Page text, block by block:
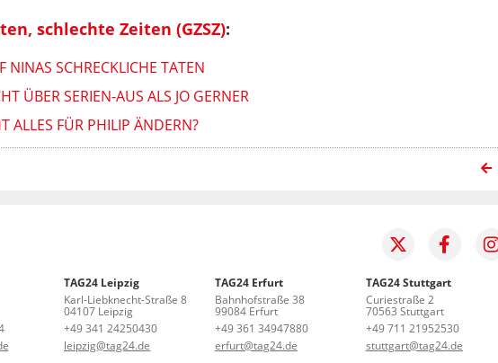
schlechte Zeiten (GZSZ):
NINAS SCHRECKLICHE TATEN
ÜBER SERIEN-AUS ALS JO GERNER
ALLES FÜR PHILIP ÄNDERN?
TAG24 Leipzig
Karl-Liebknecht-Straße 8
04107 Leipzig
+49 341 24250430
leipzig@tag24.de
TAG24 Erfurt
Bahnhofstraße 38
99084 Erfurt
+49 361 34947880
erfurt@tag24.de
TAG24 Stuttgart
Curiestraße 2
70563 Stuttgart
+49 711 21952530
stuttgart@tag24.de